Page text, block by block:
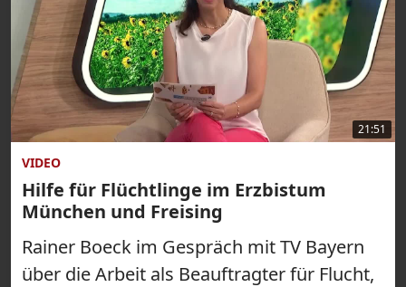
21:51
VIDEO
Hilfe für Flüchtlinge im Erzbistum
München und Freising
Rainer Boeck im Gespräch mit TV Bayern
über die Arbeit als Beauftragter für Flucht,